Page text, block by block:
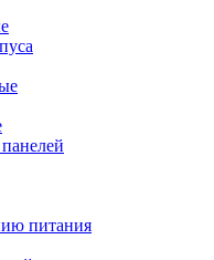
питания